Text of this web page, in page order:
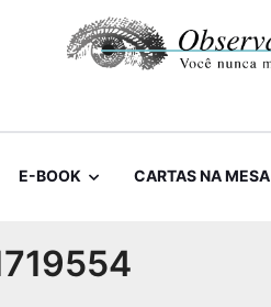
E-BOOK CARTAS NA MESA